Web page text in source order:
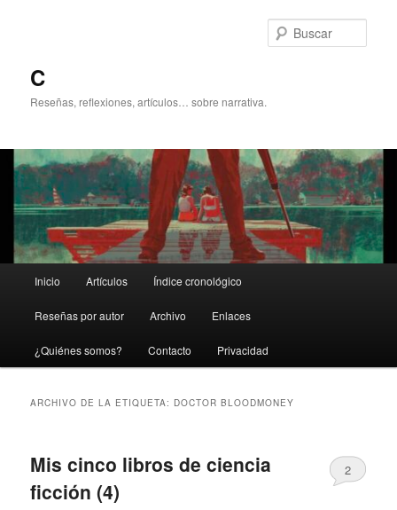
C
Reseñas, reflexiones, artículos… sobre narrativa.
principal
Inicio Artículos Índice cronológico
Reseñas por autor Archivo Enlaces
¿Quiénes somos? Contacto Privacidad
ARCHIVO DE LA ETIQUETA: DOCTOR BLOODMONEY
Mis cinco libros de ciencia
ficción (4)
2